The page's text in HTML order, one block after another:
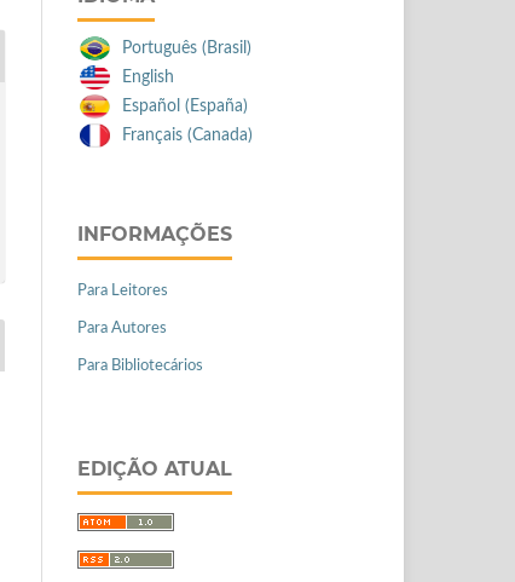
Português (Brasil)
English
Español (España)
Français (Canada)
INFORMAÇÕES
Para Leitores
Para Autores
Para Bibliotecários
EDIÇÃO ATUAL